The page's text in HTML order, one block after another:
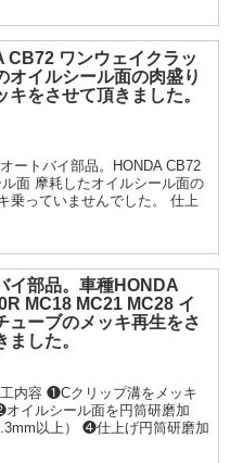
CB72 ワンウェイクラッ
オイルシール面の肉盛り
キをさせて頂きました。
ートバイ部品。HONDA CB72
面 摩耗したオイルシール面の
乗っていませんでした。 仕上
イ部品。車種HONDA
MC18 MC21 MC28 イ
ューブのメッキ再生をさ
ました。
内容 ❶Cクリップ溝をメッキ
イルシール面を円筒研磨加
以上） ❹仕上げ円筒研磨加